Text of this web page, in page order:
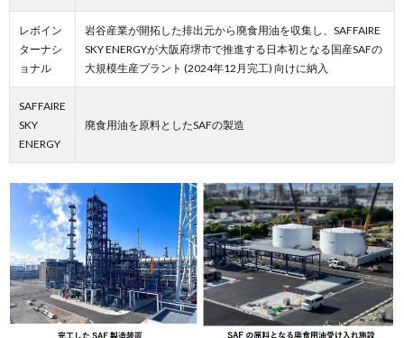
レボイン
ターナシ
ョナル
岩谷産業が開拓した排出元から廃食用油を収集し、SAFFAIRE
SKY ENERGYが大阪府堺市で推進する日本初となる国産SAFの
大規模生産プラント (2024年12月完工) 向けに納入
SAFFAIRE
SKY
ENERGY
廃食用油を原料としたSAFの製造